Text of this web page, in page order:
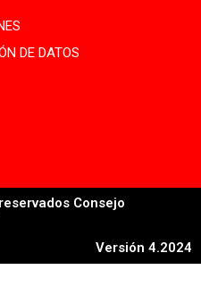
DE DATOS
Consejo
Versión 4.2024